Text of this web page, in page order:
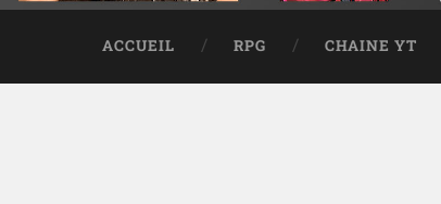
ACCUEIL RPG CHAINE YT